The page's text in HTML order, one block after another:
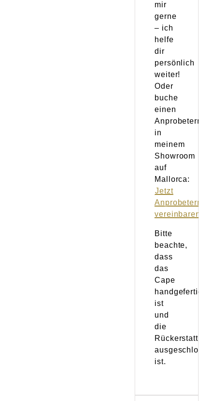
mir
gerne
– ich
helfe
dir
persönlich
weiter!
Oder
buche
einen
Anprobetermin
in
meinem
Showroom
auf
Mallorca:
Jetzt
Anprobetermin
vereinbaren!
Bitte
beachte,
dass
das
Cape
handgefertigt
ist
und
die
Rückerstattung
ausgeschlossen
ist.